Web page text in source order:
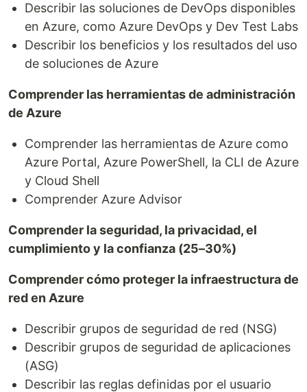
Describir las soluciones de DevOps disponibles
en Azure, como Azure DevOps y Dev Test Labs
Describir los beneficios y los resultados del uso
de soluciones de Azure
Comprender las herramientas de administración
de Azure
Comprender las herramientas de Azure como
Azure Portal, Azure PowerShell, la CLI de Azure
y Cloud Shell
Comprender Azure Advisor
Comprender la seguridad, la privacidad, el
cumplimiento y la confianza (25–30%)
Comprender cómo proteger la infraestructura de
red en Azure
Describir grupos de seguridad de red (NSG)
Describir grupos de seguridad de aplicaciones
(ASG)
Describir las reglas definidas por el usuario